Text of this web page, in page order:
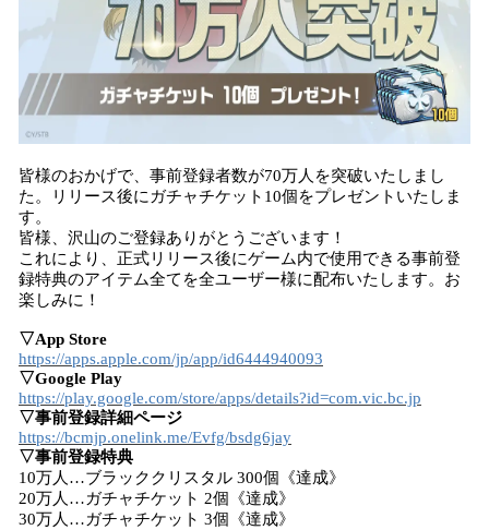
皆様のおかげで、事前登録者数が70万人を突破いたしまし
た。リリース後にガチャチケット10個をプレゼントいたしま
す。
皆様、沢山のご登録ありがとうございます！
これにより、正式リリース後にゲーム内で使用できる事前登
録特典のアイテム全てを全ユーザー様に配布いたします。お
楽しみに！
▽App Store
https://apps.apple.com/jp/app/id6444940093
▽Google Play
https://play.google.com/store/apps/details?id=com.vic.bc.jp
▽事前登録詳細ページ
https://bcmjp.onelink.me/Evfg/bsdg6jay
▽事前登録特典
10万人…ブラッククリスタル 300個《達成》
20万人…ガチャチケット 2個《達成》
30万人…ガチャチケット 3個《達成》